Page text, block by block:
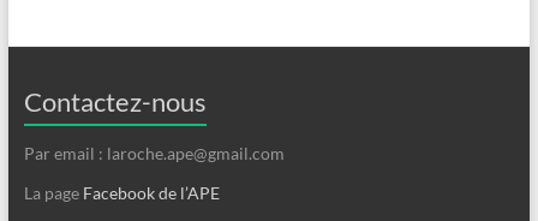
Contactez-nous
Par email : laroche.ape@gmail.com
La page Facebook de l’APE